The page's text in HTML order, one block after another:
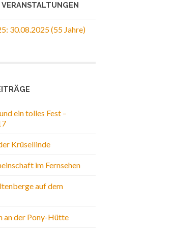
30.08.2025 (55 Jahre)
ein tolles Fest –
Krüsellinde
im Fernsehen
auf dem
an der Pony-Hütte